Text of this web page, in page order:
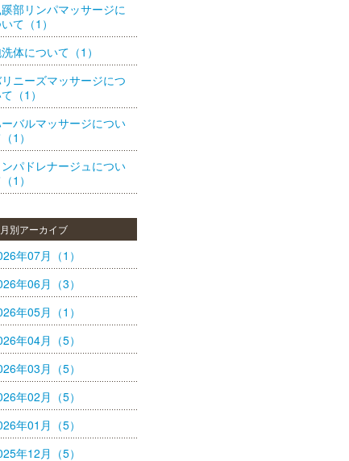
部リンパマッサージに
て（1）
体について（1）
ニーズマッサージにつ
（1）
バルマッサージについ
1）
ンパドレナージュについ
1）
月別アーカイブ
年07月（1）
年06月（3）
年05月（1）
年04月（5）
年03月（5）
年02月（5）
年01月（5）
年12月（5）